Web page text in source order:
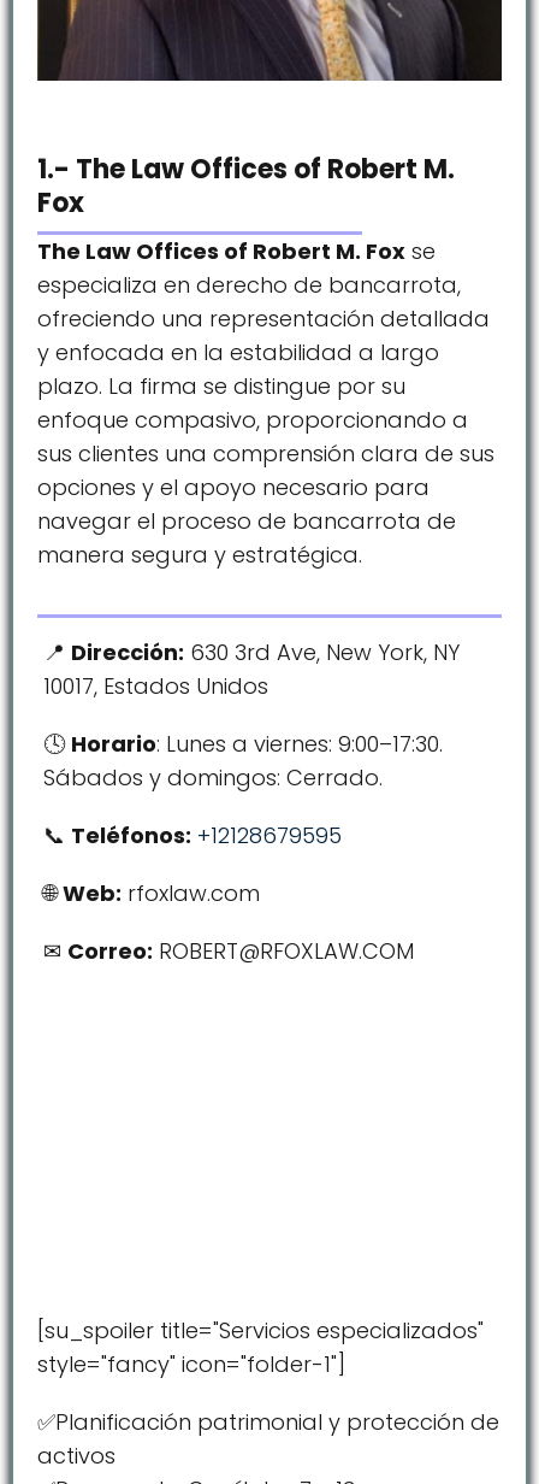
1.- The Law Offices of Robert M.
Fox
The Law Offices of Robert M. Fox se
especializa en derecho de bancarrota,
ofreciendo una representación detallada
y enfocada en la estabilidad a largo
plazo. La firma se distingue por su
enfoque compasivo, proporcionando a
sus clientes una comprensión clara de sus
opciones y el apoyo necesario para
navegar el proceso de bancarrota de
manera segura y estratégica.
Dirección: 630 3rd Ave, New York, NY
10017, Estados Unidos
Horario: Lunes a viernes: 9:00–17:30.
Sábados y domingos: Cerrado.
Teléfonos: +12128679595
Web: rfoxlaw.com
Correo: ROBERT@RFOXLAW.COM
[su_spoiler title="Servicios especializados"
style="fancy" icon="folder-1"]
✅Planificación patrimonial y protección de
activos